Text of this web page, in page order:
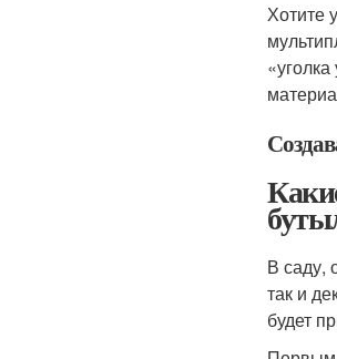
Хотите
В саду,
так и
будет